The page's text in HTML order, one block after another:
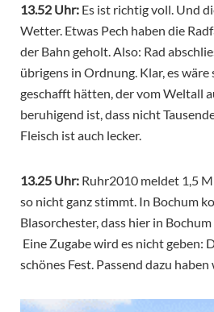
13.52 Uhr: Es ist richtig voll. Und
Wetter. Etwas Pech haben die
der Bahn geholt. Also: Rad
übrigens in Ordnung. Klar, es
geschafft hätten, der vom Weltall
beruhigend ist, dass nicht
Fleisch ist auch lecker.
13.25 Uhr: Ruhr2010 meldet 1,5
so nicht ganz stimmt. In Bochum
Blasorchester, dass hier in
Eine Zugabe wird es nicht geben:
schönes Fest. Passend dazu